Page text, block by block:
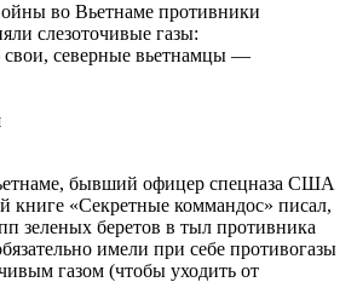
во Вьетнаме противники
слезоточивые газы:
северные вьетнамцы —
бывший офицер спецназа США
книге «Секретные коммандос» писал,
зеленых беретов в тыл противника
имели при себе противогазы
газом (чтобы уходить от